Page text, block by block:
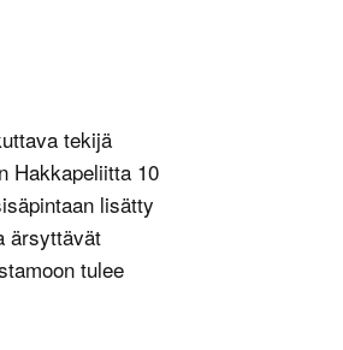
tekijä
Hakkapeliitta 10
lisätty
ärsyttävät
tulee